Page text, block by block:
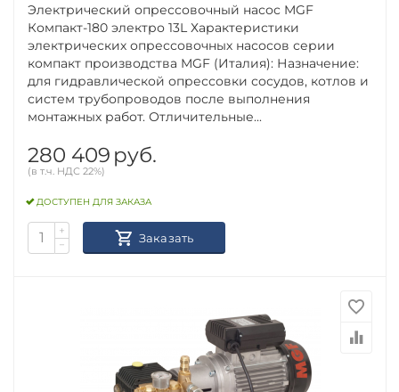
Электрический опрессовочный насос MGF
Компакт-180 электро 13L Характеристики
электрических опрессовочных насосов серии
компакт производства MGF (Италия): Назначение:
для гидравлической опрессовки сосудов, котлов и
систем трубопроводов после выполнения
монтажных работ. Отличительные...
280 409 руб.
(в т.ч. НДС 22%)
ДОСТУПЕН ДЛЯ ЗАКАЗА
+
−
Заказать